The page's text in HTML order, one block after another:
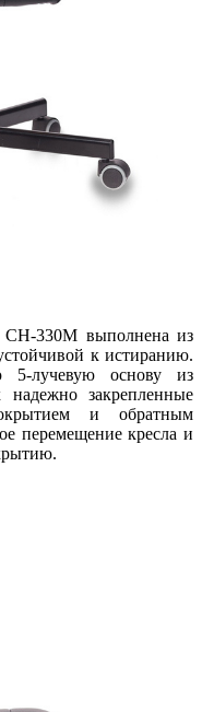
330M выполнена из
к истиранию.
5-лучевую основу из
надежно закрепленные
и обратным
перемещение кресла и